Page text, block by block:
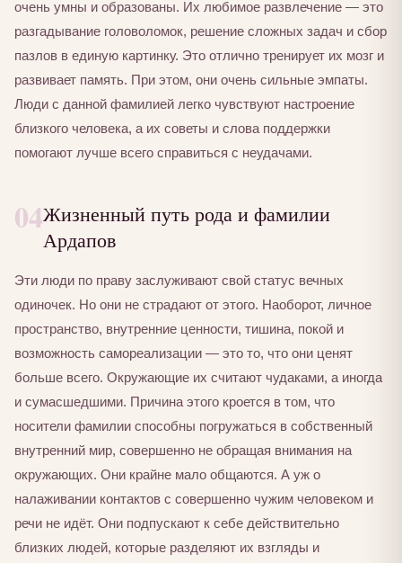
очень умны и образованы. Их любимое развлечение — это
разгадывание головоломок, решение сложных задач и сбор
пазлов в единую картинку. Это отлично тренирует их мозг и
развивает память. При этом, они очень сильные эмпаты.
Люди с данной фамилией легко чувствуют настроение
близкого человека, а их советы и слова поддержки
помогают лучше всего справиться с неудачами.
04Жизненный путь рода и фамилии
Ардапов
Эти люди по праву заслуживают свой статус вечных
одиночек. Но они не страдают от этого. Наоборот, личное
пространство, внутренние ценности, тишина, покой и
возможность самореализации — это то, что они ценят
больше всего. Окружающие их считают чудаками, а иногда
и сумасшедшими. Причина этого кроется в том, что
носители фамилии способны погружаться в собственный
внутренний мир, совершенно не обращая внимания на
окружающих. Они крайне мало общаются. А уж о
налаживании контактов с совершенно чужим человеком и
речи не идёт. Они подпускают к себе действительно
близких людей, которые разделяют их взгляды и